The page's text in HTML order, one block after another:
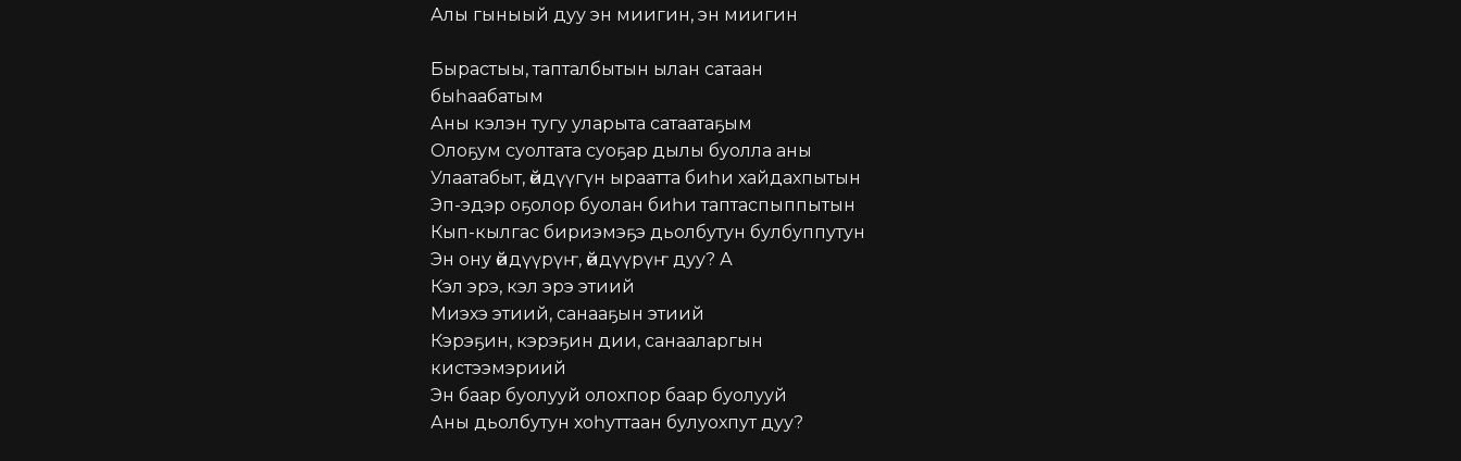
Алы гыныый дуу эн миигин, эн миигин
Бырастыы, тапталбытын ылан сатаан
быһаабатым
Аны кэлэн тугу уларыта сатаатаҕым
Олоҕум суолтата суоҕар дылы буолла аны
Улаатабыт, өйдүүгүн ыраатта биһи хайдахпытын
Эп-эдэр оҕолор буолан биһи таптаспыппытын
Кып-кылгас бириэмэҕэ дьолбутун булбуппутун
Эн ону өйдүүрүҥ, өйдүүрүҥ дуу? А
Кэл эрэ, кэл эрэ этиий
Миэхэ этиий, санааҕын этиий
Кэрэҕин, кэрэҕин дии, санааларгын
кистээмэриий
Эн баар буолууй олохпор баар буолууй
Аны дьолбутун хоһуттаан булуохпут дуу?